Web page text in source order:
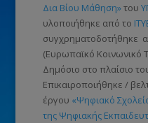
Δια Βίου Μάθηση»του
υλοποιήθηκε από το
συγχρηματοδοτήθηκε
(Ευρωπαϊκό Κοινωνικό
Δημόσιο στο πλαίσιο
Επικαιροποιήθηκε /
έργου «Ψηφιακό
της Ψηφιακής